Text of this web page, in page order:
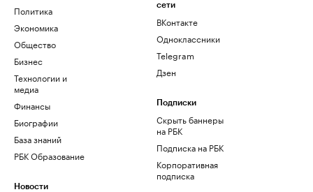
Политика
Экономика
Общество
Бизнес
Технологии и
медиа
Финансы
Биографии
База знаний
РБК Образование
Новости
сети
ВКонтакте
Одноклассники
Telegram
Дзен
Подписки
Скрыть баннеры
на РБК
Подписка на РБК
Корпоративная
подписка